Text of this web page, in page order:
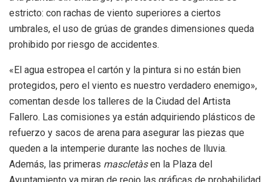
estricto: con rachas de viento superiores a ciertos
umbrales, el uso de grúas de grandes dimensiones queda
prohibido por riesgo de accidentes.
«El agua estropea el cartón y la pintura si no están bien
protegidos, pero el viento es nuestro verdadero enemigo»,
comentan desde los talleres de la Ciudad del Artista
Fallero. Las comisiones ya están adquiriendo plásticos de
refuerzo y sacos de arena para asegurar las piezas que
queden a la intemperie durante las noches de lluvia.
Además, las primeras mascletàsen la Plaza del